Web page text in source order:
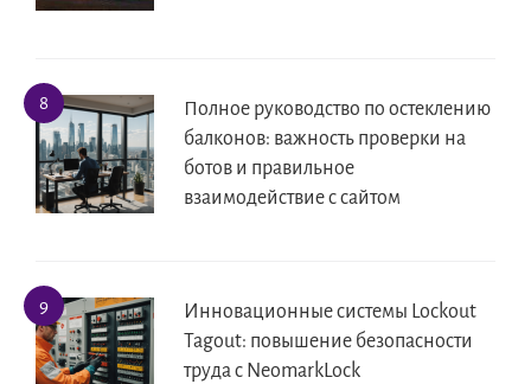
Полное руководство по остеклению
балконов: важность проверки на
ботов и правильное
взаимодействие с сайтом
Инновационные системы Lockout
Tagout: повышение безопасности
труда с NeomarkLock